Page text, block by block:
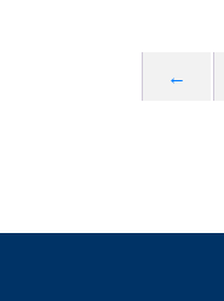
147060 EGP.
←